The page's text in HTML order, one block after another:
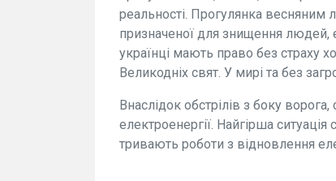
реальності. Прогулянка весняним
призначеної для знищення людей,
українці мають право без страху
Великодніх свят. У мирі та без
Внаслідок обстрілів з боку
електроенергії. Найгірша ситуація
тривають роботи з відновлення